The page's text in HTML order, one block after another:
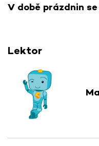
V době prázdnin
Lektor